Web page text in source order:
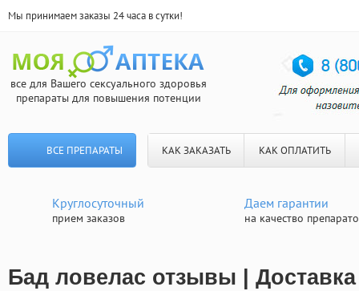
Мы принимаем заказы 24 часа в сутки!
все для Вашего сексуального здоровья
препараты для повышения потенции
ВСЕ ПРЕПАРАТЫ КАК ЗАКАЗАТЬ КАК ОПЛАТИТЬ
Круглосуточный
прием заказов
Даем гарантии
на качество
Бад ловелас отзывы |